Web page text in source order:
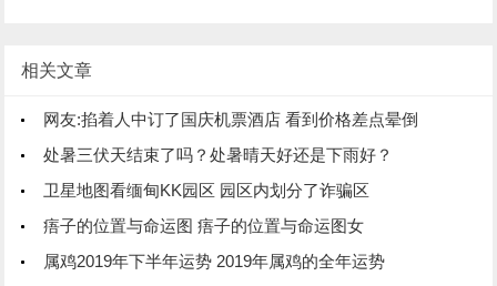
相关文章
网友:掐着人中订了国庆机票酒店 看到价格差点晕倒
处暑三伏天结束了吗？处暑晴天好还是下雨好？
卫星地图看缅甸KK园区 园区内划分了诈骗区
痦子的位置与命运图 痦子的位置与命运图女
属鸡2019年下半年运势 2019年属鸡的全年运势